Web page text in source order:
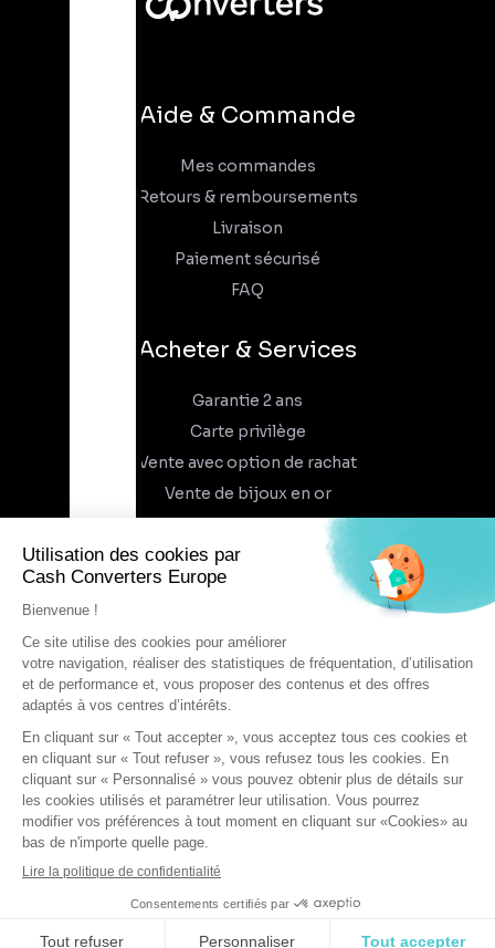
Aide & Commande
Mes commandes
Retours & remboursements
Livraison
Paiement sécurisé
FAQ
Acheter & Services
Garantie 2 ans
Carte privilège
Vente avec option de rachat
Vente de bijoux en or
À propos
Recrutement
Trouvez un magasin
Rejoindre l'aventure
DEVENIR FRANCHISÉ
Conditions générales d'utilisation
Protection des données
Mentions légales